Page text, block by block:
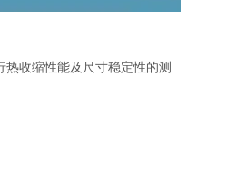
收缩性能及尺寸稳定性的测